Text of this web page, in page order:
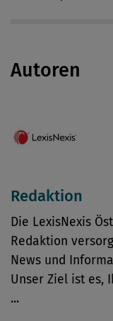
Autoren
Redaktion
Die LexisNexis
Redaktion
News und
Unser Ziel ist es,
...